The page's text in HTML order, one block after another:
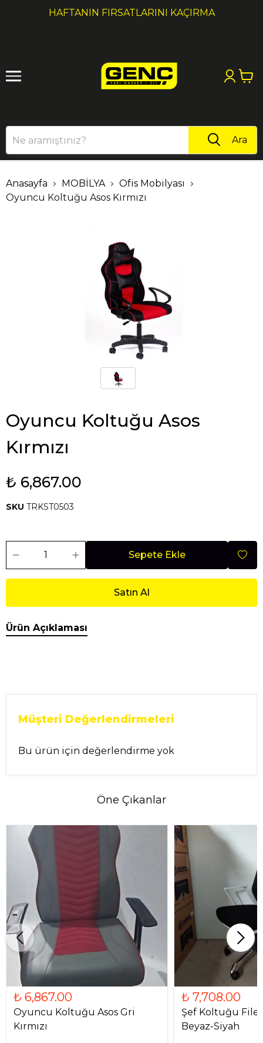
HAFTANIN FIRSATLARINI KAÇIRMA
1 2
Ara
Anasayfa MOBİLYA
Ofis Mobilyası
Oyuncu Koltuğu Asos Kırmızı
Oyuncu Koltuğu Asos
Kırmızı
₺ 6,867.00
SKU TRKST0503
Sepete Ekle
Satın Al
Ürün Açıklaması
Müşteri Değerlendirmeleri
Bu ürün için değerlendirme yok
Öne Çıkanlar
₺ 6,867.00
Oyuncu Koltuğu Asos Gri
Kırmızı
₺ 7,708.00
Şef Koltuğu
Beyaz-Siyah